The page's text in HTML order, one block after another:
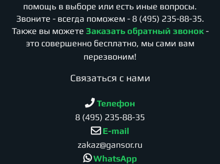
помощь в выборе или есть иные вопросы.
Звоните - всегда поможем - 8 (495) 235-88-35.
Также вы можете Заказать обратный звонок -
это совершенно бесплатно, мы сами вам
перезвоним!
Cвязаться с нами
Телефон
8 (495) 235-88-35
E-mail
zakaz@gansor.ru
WhatsApp